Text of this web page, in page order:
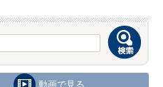
動画で見る